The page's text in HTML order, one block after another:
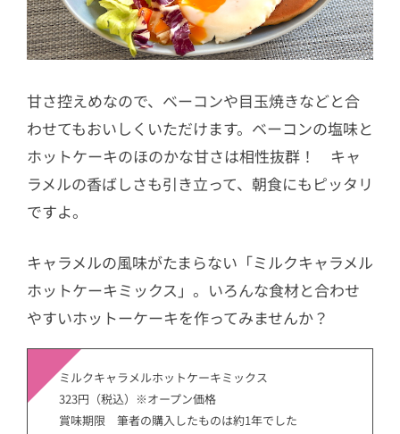
甘さ控えめなので、ベーコンや目玉焼きなどと合
わせてもおいしくいただけます。ベーコンの塩味と
ホットケーキのほのかな甘さは相性抜群！ キャ
ラメルの香ばしさも引き立って、朝食にもピッタリ
ですよ。
キャラメルの風味がたまらない「ミルクキャラメル
ホットケーキミックス」。いろんな食材と合わせ
やすいホットーケーキを作ってみませんか？
ミルクキャラメルホットケーキミックス
323円（税込）※オープン価格
賞味期限 筆者の購入したものは約1年でした